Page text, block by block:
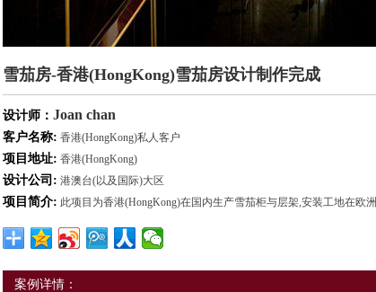
雪茄房-香港(HongKong)雪茄房设计制作完成
设计师： Joan chan
客户名称: 香港(HongKong)私人客户
项目地址: 香港(HongKong)
设计公司: 港澳台(以及国际)大区
项目简介: 此项目为香港(HongKong)在国内生产雪茄柜与层架,安装工地在欧洲
案例详情：